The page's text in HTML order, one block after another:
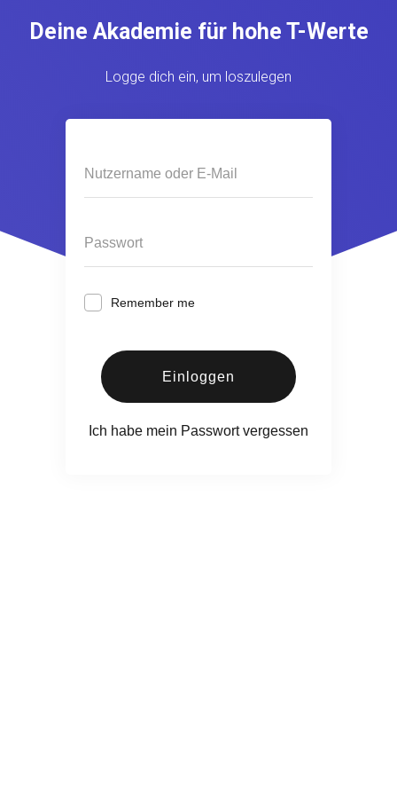
Deine Akademie für hohe T-Werte
Logge dich ein, um loszulegen
Remember me
Einloggen
Ich habe mein Passwort vergessen